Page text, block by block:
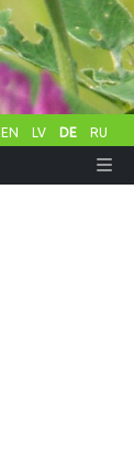
EN LV DE RU